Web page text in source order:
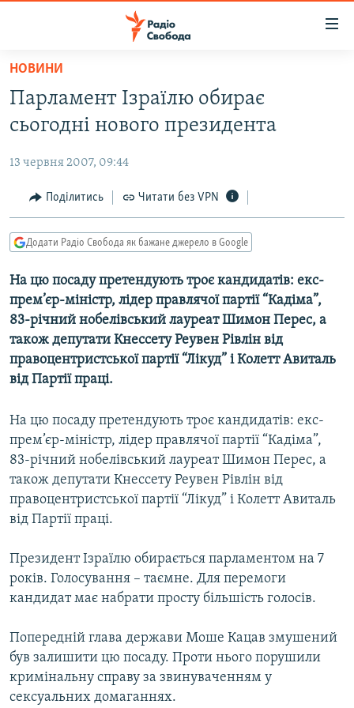
Перейти
основного
матеріалу
до
навігації
Перейти
до
ВСЕ ЗА ДОБУ
ПОЛІТИКА
ЕКОНОМІКА
КУЛЬТУРА
СПОРТ
УКРАЇНА
СВІТ
ВІЙНА
РОСІЙСЬКА «ФІЛЬТРАЦІЯ»
КРИМ.РЕАЛІЇ
ТИ ЯК?
СХЕМИ
КИТАЙ.ВИКЛИКИ
МУЛЬТИМЕДІА
СПЕЦПРОЄКТИ
ПОДКАСТИ
КРИМ РЕАЛІЇ
РУС
КТАТ
НОВИНИ
Парламент Ізраїлю обирає
сьогодні нового президента
13 червня 2007, 09:44
Поділитись Читати без VPN
Додати Радіо Свобода як бажане джерело в Google
На цю посаду претендують троє кандидатів: екс-
прем’єр-міністр, лідер правлячої партії “Кадіма”,
83-річний нобелівський лауреат Шимон Перес, а
також депутати Кнессету Реувен Рівлін від
правоцентристської партії “Лікуд” і Колетт Авиталь
від Партії праці.
На цю посаду претендують троє кандидатів: екс-
прем’єр-міністр, лідер правлячої партії “Кадіма”,
83-річний нобелівський лауреат Шимон Перес, а
також депутати Кнессету Реувен Рівлін від
правоцентристської партії “Лікуд” і Колетт Авиталь
від Партії праці.
Президент Ізраїлю обирається парламентом на 7
років. Голосування – таємне. Для перемоги
кандидат має набрати просту більшість голосів.
Попередній глава держави Моше Кацав змушений
був залишити цю посаду. Проти нього порушили
кримінальну справу за звинуваченням у
сексуальних домаганнях.